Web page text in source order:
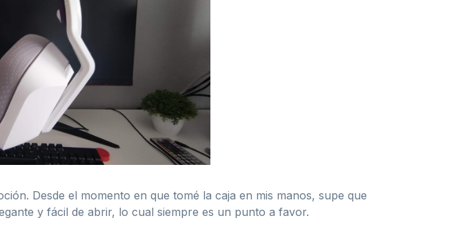
Desde el momento en que tomé la caja en mis manos, supe que
y fácil de abrir, lo cual siempre es un punto a favor.